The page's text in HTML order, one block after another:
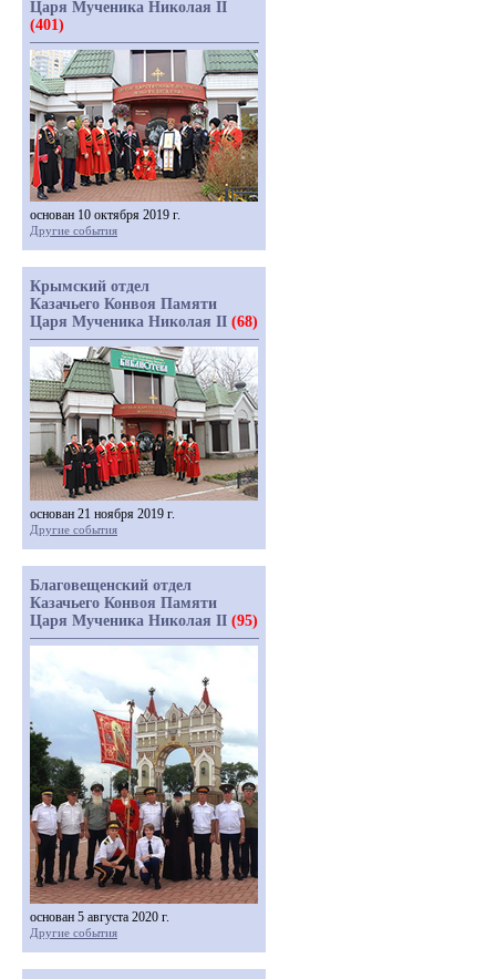
Царя Мученика Николая II
(401)
основан 10 октября 2019 г.
Другие события
Крымский отдел
Казачьего Конвоя Памяти
Царя Мученика Николая II (68)
основан 21 ноября 2019 г.
Другие события
Благовещенский отдел
Казачьего Конвоя Памяти
Царя Мученика Николая II (95)
основан 5 августа 2020 г.
Другие события